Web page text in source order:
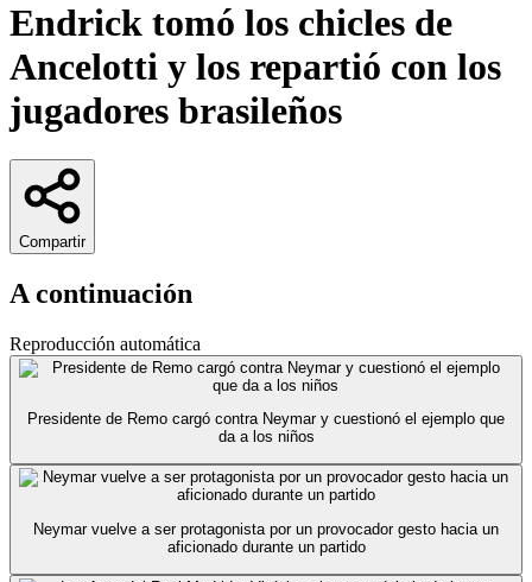
Endrick tomó los chicles de
Ancelotti y los repartió con los
jugadores brasileños
Compartir
A continuación
Reproducción automática
Presidente de Remo cargó contra Neymar y cuestionó el ejemplo que
da a los niños
Neymar vuelve a ser protagonista por un provocador gesto hacia un
aficionado durante un partido